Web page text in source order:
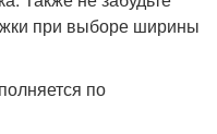
при выборе ширины
по